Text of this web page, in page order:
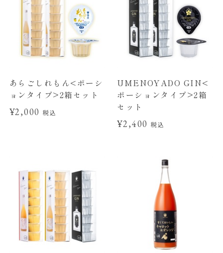
あらごしれもん<ポーシ
ョンタイプ>2箱セット
¥2,000税込
UMENOYADO GIN<
ポーションタイプ>2箱
セット
¥2,400 税込